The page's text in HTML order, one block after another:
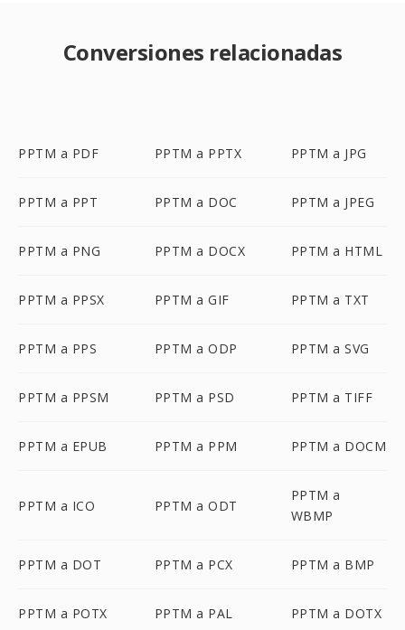
Conversiones relacionadas
PPTM a PDF PPTM a PPTX PPTM a JPG
PPTM a PPT PPTM a DOC PPTM a JPEG
PPTM a PNG PPTM a DOCX PPTM a HTML
PPTM a PPSX PPTM a GIF PPTM a TXT
PPTM a PPS PPTM a ODP PPTM a SVG
PPTM a PPSM PPTM a PSD PPTM a TIFF
PPTM a EPUB PPTM a PPM PPTM a DOCM
PPTM a ICO PPTM a ODT
PPTM a
WBMP
PPTM a DOT PPTM a PCX PPTM a BMP
PPTM a POTX PPTM a PAL PPTM a DOTX